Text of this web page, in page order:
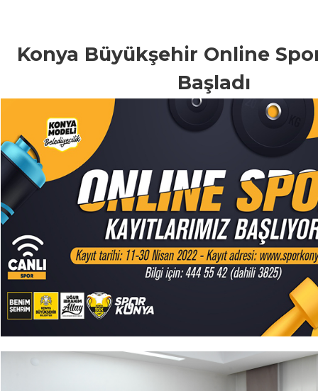
Konya Büyükşehir Online
Başladı